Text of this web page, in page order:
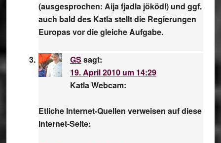
(ausgesprochen: Aija fjadla jöködl) und ggf.
auch bald des Katla stellt die Regierungen
Europas vor die gleiche Aufgabe.
GS sagt:
19. April 2010 um 14:29
Katla Webcam:
Etliche Internet-Quellen verweisen auf diese
Internet-Seite: